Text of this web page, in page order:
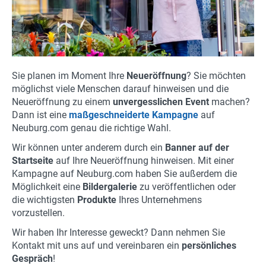
Sie planen im Moment Ihre Neueröffnung? Sie möchten
möglichst viele Menschen darauf hinweisen und die
Neueröffnung zu einem unvergesslichen Event machen?
Dann ist eine maßgeschneiderte Kampagne auf
Neuburg.com genau die richtige Wahl.
Wir können unter anderem durch ein Banner auf der
Startseite auf Ihre Neueröffnung hinweisen. Mit einer
Kampagne auf Neuburg.com haben Sie außerdem die
Möglichkeit eine Bildergalerie zu veröffentlichen oder
die wichtigsten Produkte Ihres Unternehmens
vorzustellen.
Wir haben Ihr Interesse geweckt? Dann nehmen Sie
Kontakt mit uns auf und vereinbaren ein persönliches
Gespräch!
Veranstaltung
Neueröffnung
Produktpräsentation
Einreichen
Der Nutzen von News und Angeboten
Anfrage
Aktuelles
Veranstaltungen
Angebote
Online Shops